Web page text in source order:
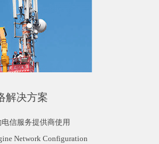
解决方案
信服务提供商使用
Network Configuration